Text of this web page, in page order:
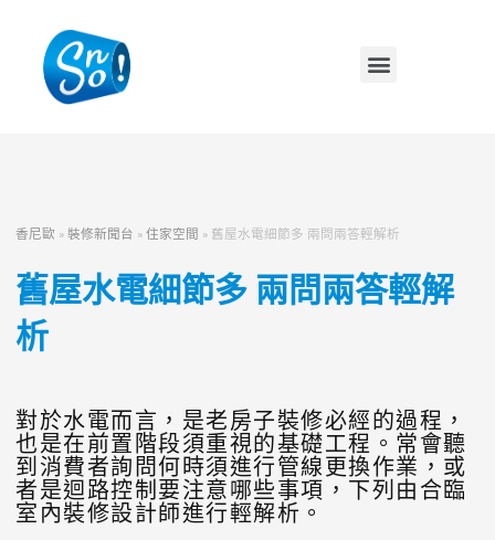
香尼歐 »裝修新聞台 »住家空間 » 舊屋水電細節多 兩問兩答輕解析
舊屋水電細節多 兩問兩答輕解
析
對於水電而言，是老房子裝修必經的過程，
也是在前置階段須重視的基礎工程。常會聽
到消費者詢問何時須進行管線更換作業，或
者是迴路控制要注意哪些事項，下列由合臨
室內裝修設計師進行輕解析。